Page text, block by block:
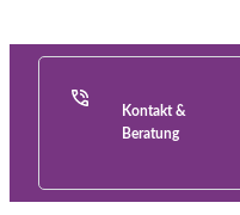
Kontakt &
Beratung